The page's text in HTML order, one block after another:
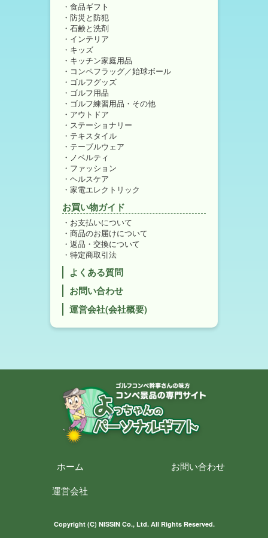
食品ギフト
防災と防犯
石鹸と洗剤
インテリア
キッズ
キッチン家庭用品
コンペフラッグ／始球ボール
ゴルフグッズ
ゴルフ用品
ゴルフ練習用品・その他
アウトドア
ステーショナリー
テキスタイル
テーブルウェア
ノベルティ
ファッション
ヘルスケア
家電エレクトリック
お買い物ガイド
お支払いについて
商品のお届けについて
返品・交換について
特定商取引法
よくある質問
お問い合わせ
運営会社(会社概要)
ホーム
お問い合わせ
運営会社
Copyright (C) NISSIN Co., Ltd. All Rights Reserved.